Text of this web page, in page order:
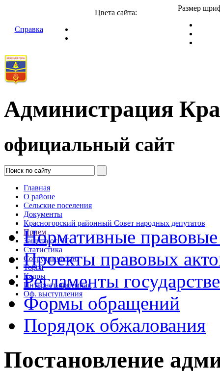
Справка
Цвета сайта:
Размер
Администрация
официальный сайт
Главная
О районе
Сельские поселения
Документы
Красногорский районный Совет народных депутатов
Прием
Защита от ЧС
Статистика
Сотрудничество
Торги
Кадры
Интернет-приемная
Оф. выступления
Нормативные
Проекты правовых
Регламенты
Формы обращений
Порядок обжалования
Постановление